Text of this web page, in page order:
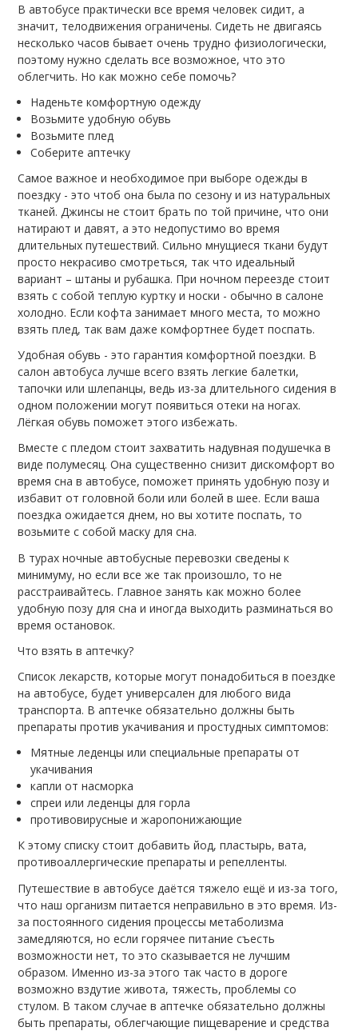
В автобусе практически все время человек сидит, а
значит, телодвижения ограничены. Сидеть не двигаясь
несколько часов бывает очень трудно физиологически,
поэтому нужно сделать все возможное, что это
облегчить. Но как можно себе помочь?
Наденьте комфортную одежду
Возьмите удобную обувь
Возьмите плед
Соберите аптечку
Самое важное и необходимое при выборе одежды в
поездку - это чтоб она была по сезону и из натуральных
тканей. Джинсы не стоит брать по той причине, что они
натирают и давят, а это недопустимо во время
длительных путешествий. Сильно мнущиеся ткани будут
просто некрасиво смотреться, так что идеальный
вариант – штаны и рубашка. При ночном переезде стоит
взять с собой теплую куртку и носки - обычно в салоне
холодно. Если кофта занимает много места, то можно
взять плед, так вам даже комфортнее будет поспать.
Удобная обувь - это гарантия комфортной поездки. В
салон автобуса лучше всего взять легкие балетки,
тапочки или шлепанцы, ведь из-за длительного сидения в
одном положении могут появиться отеки на ногах.
Лёгкая обувь поможет этого избежать.
Вместе с пледом стоит захватить надувная подушечка в
виде полумесяц. Она существенно снизит дискомфорт во
время сна в автобусе, поможет принять удобную позу и
избавит от головной боли или болей в шее. Если ваша
поездка ожидается днем, но вы хотите поспать, то
возьмите с собой маску для сна.
В турах ночные автобусные перевозки сведены к
минимуму, но если все же так произошло, то не
расстраивайтесь. Главное занять как можно более
удобную позу для сна и иногда выходить разминаться во
время остановок.
Что взять в аптечку?
Список лекарств, которые могут понадобиться в поездке
на автобусе, будет универсален для любого вида
транспорта. В аптечке обязательно должны быть
препараты против укачивания и простудных симптомов:
Мятные леденцы или специальные препараты от
укачивания
капли от насморка
спреи или леденцы для горла
противовирусные и жаропонижающие
К этому списку стоит добавить йод, пластырь, вата,
противоаллергические препараты и репелленты.
Путешествие в автобусе даётся тяжело ещё и из-за того,
что наш организм питается неправильно в это время. Из-
за постоянного сидения процессы метаболизма
замедляются, но если горячее питание съесть
возможности нет, то это сказывается не лучшим
образом. Именно из-за этого так часто в дороге
возможно вздутие живота, тяжесть, проблемы со
стулом. В таком случае в аптечке обязательно должны
быть препараты, облегчающие пищеварение и средства